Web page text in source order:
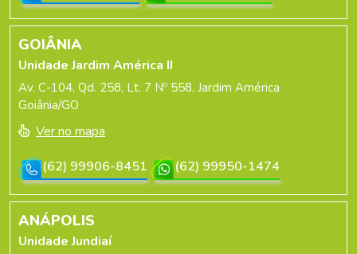
GOIÂNIA
Unidade Jardim América II
Av. C-104, Qd. 258, Lt. 7 Nº 558, Jardim América
Goiânia/GO
Ver no mapa
(62) 99906-8451
(62) 99950-1474
ANÁPOLIS
Unidade Jundiaí